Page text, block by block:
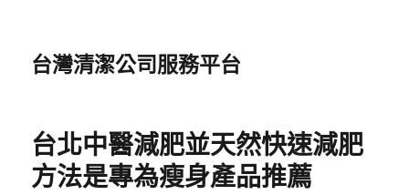
台灣清潔公司服務平台
台北中醫減肥並天然快速減肥
方法是專為瘦身產品推薦